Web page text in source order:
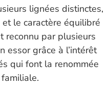
lignées distinctes,
le caractère équilibré
reconnu par plusieurs
essor grâce à l’intérêt
qui font la renommée